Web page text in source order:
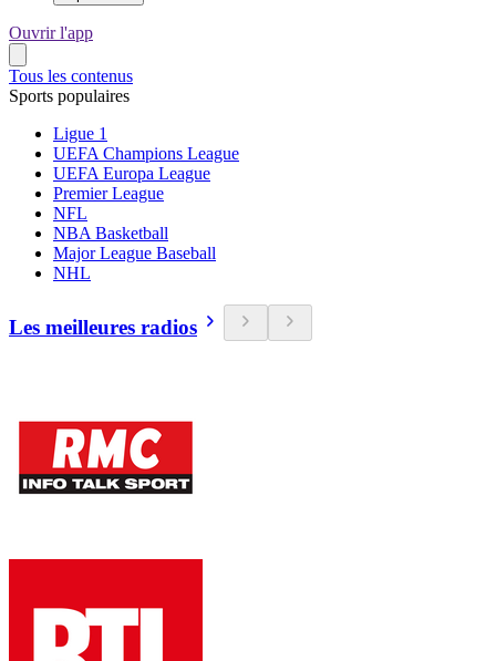
Ouvrir l'app
Tous les contenus
Sports populaires
Ligue 1
UEFA Champions League
UEFA Europa League
Premier League
NFL
NBA Basketball
Major League Baseball
NHL
Les meilleures radios